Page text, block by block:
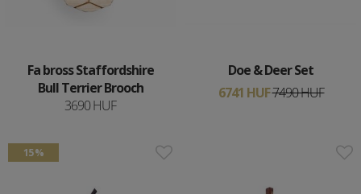
Fa bross Staffordshire
Bull Terrier Brooch
3690 HUF
Doe & Deer Set
6741 HUF7490 HUF
15 %